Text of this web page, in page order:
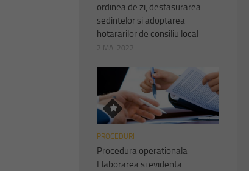
ordinea de zi, desfasurarea
sedintelor si adoptarea
hotararilor de consiliu local
2 MAI 2022
PROCEDURI
Procedura operationala
Elaborarea si evidenta